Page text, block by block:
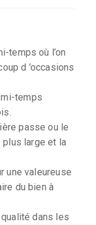
temps où l’on
d ’occasions
temps
passe ou le
large et la
une valeureuse
du bien à
dans les